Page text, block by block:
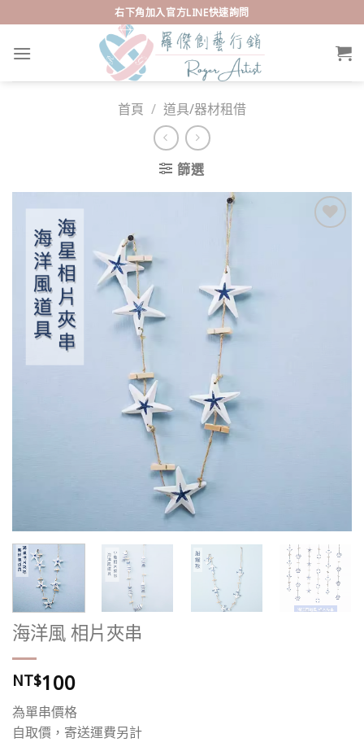
to
content
右下角加入官方LINE快速詢問
首頁 / 道具/器材租借
篩選
海洋風 相片夾串
NT$100
為單串價格
自取價，寄送運費另計